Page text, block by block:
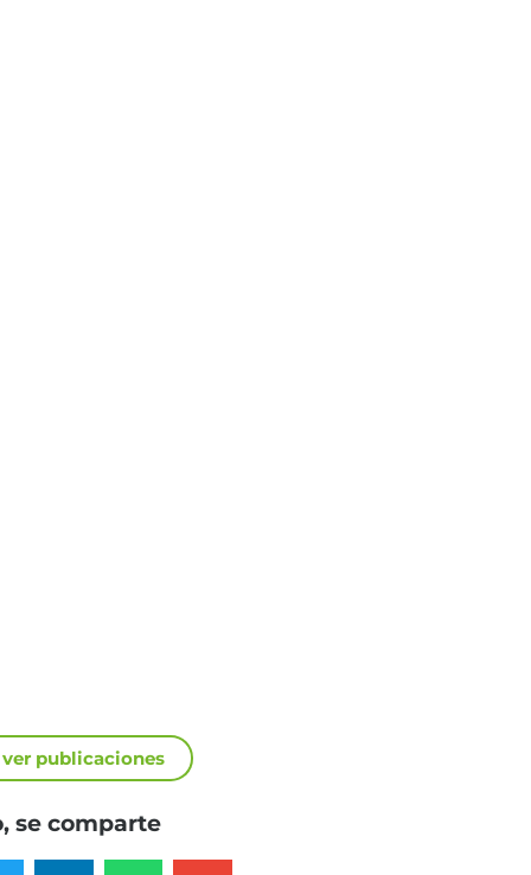
ver publicaciones
se comparte